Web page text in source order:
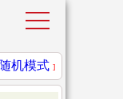
随机模式 ]